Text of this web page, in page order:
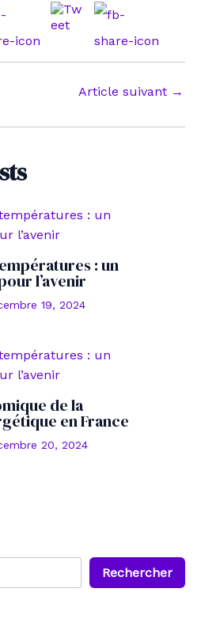
Article suivant →
: un
l’avenir
19, 2024
de la
en France
20, 2024
Rechercher